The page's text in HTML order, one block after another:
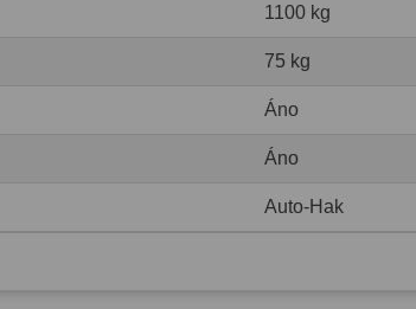
1100 kg
75 kg
Áno
Áno
Auto-Hak